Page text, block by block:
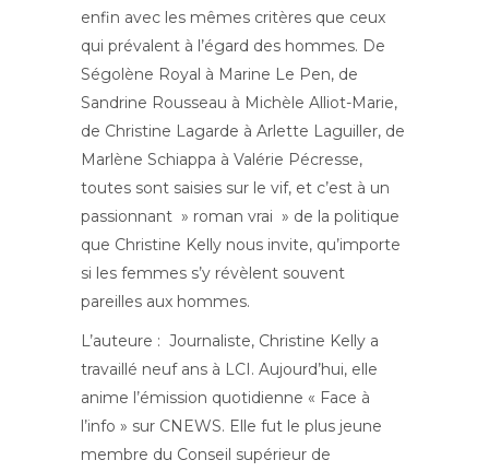
enfin avec les mêmes critères que ceux
qui prévalent à l’égard des hommes. De
Ségolène Royal à Marine Le Pen, de
Sandrine Rousseau à Michèle Alliot-Marie,
de Christine Lagarde à Arlette Laguiller, de
Marlène Schiappa à Valérie Pécresse,
toutes sont saisies sur le vif, et c’est à un
passionnant » roman vrai » de la politique
que Christine Kelly nous invite, qu’importe
si les femmes s’y révèlent souvent
pareilles aux hommes.
L’auteure : Journaliste, Christine Kelly a
travaillé neuf ans à LCI. Aujourd’hui, elle
anime l’émission quotidienne « Face à
l’info » sur CNEWS. Elle fut le plus jeune
membre du Conseil supérieur de